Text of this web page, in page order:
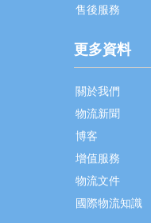
售後服務
更多資料
關於我們
物流新聞
博客
增值服務
物流文件
國際物流知識